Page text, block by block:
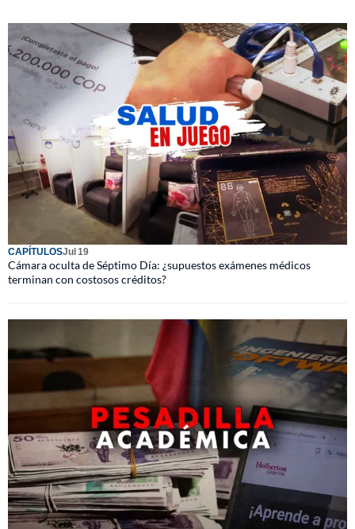
CAPÍTULOSJul 19
Cámara oculta de Séptimo Día: ¿supuestos exámenes médicos
terminan con costosos créditos?